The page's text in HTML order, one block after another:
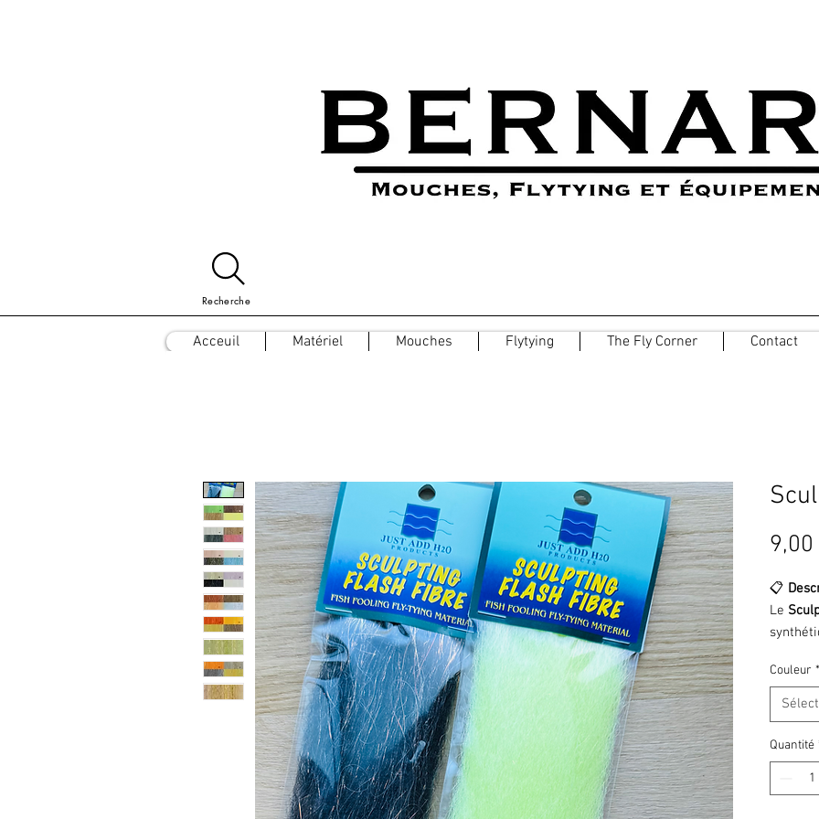
Recherche
Acceuil Matériel Mouches Flytying The Fly Corner Contact
9,00
📋
Le
formes
Facile
volume
mobile
Couleur *
Quantité